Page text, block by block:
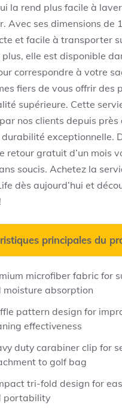
la rend plus facile à
Avec ses dimensions de
et facile à transporter
elle est disponible
correspondre à votre
fiers de vous offrir des
supérieure. Cette
nos clients depuis près
exceptionnelle.
retour gratuit d’un mois
soucis. Achetez la
dès aujourd’hui et
principales du
microfiber fabric for
moisture absorption
pattern design for
effectiveness
duty carabiner clip for
to golf bag
tri-fold design for
portability